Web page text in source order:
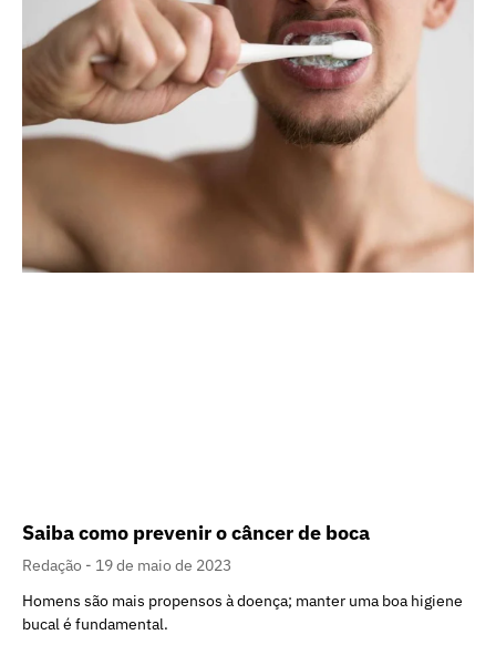
Saiba como prevenir o câncer de boca
Redação
19 de maio de 2023
Homens são mais propensos à doença; manter uma boa higiene
bucal é fundamental.